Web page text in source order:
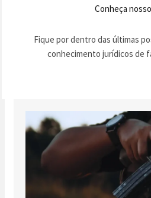
Conheça nosso
Fique por dentro das últimas
conhecimento jurídicos de